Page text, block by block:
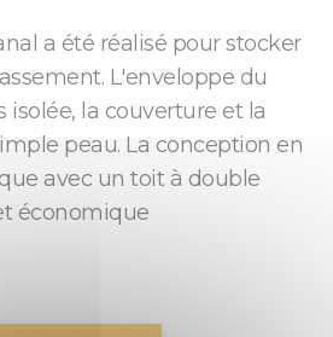
a été réalisé pour stocker
L'enveloppe du
isolée, la couverture et la
peau. La conception en
avec un toit à double
économique